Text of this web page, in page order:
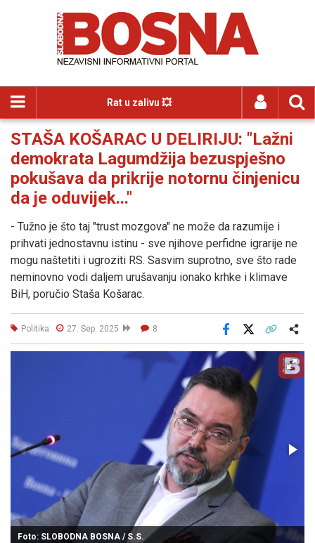
Rat u zalivu 💥
STAŠA KOŠARAC U DELIRIJU: "Lažni
demokrata Lagumdžija bezuspješno
pokušava da prikrije notornu činjenicu
da je oduvijek..."
- Tužno je što taj "trust mozgova" ne može da razumije i
prihvati jednostavnu istinu - sve njihove perfidne igrarije ne
mogu naštetiti i ugroziti RS. Sasvim suprotno, sve što rade
neminovno vodi daljem urušavanju ionako krhke i klimave
BiH, poručio Staša Košarac.
Politika 27. Sep. 2025 8
Facebook
Foto: SLOBODNA BOSNA / S.S.